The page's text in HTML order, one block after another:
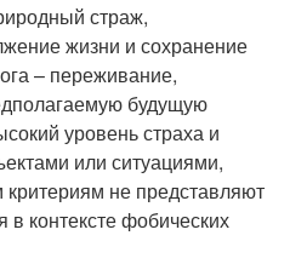
страж,
жизни и сохранение
– переживание,
будущую
уровень страха и
или ситуациями,
не представляют
в контексте фобических